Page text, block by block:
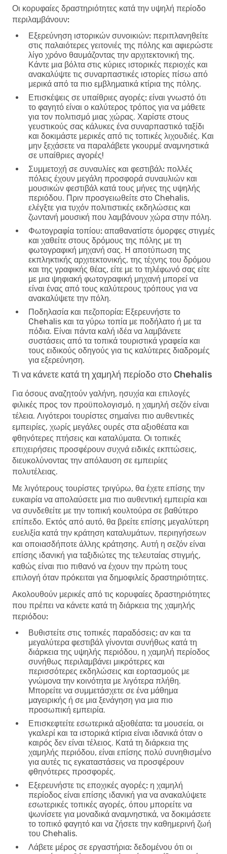
Οι κορυφαίες δραστηριότητες κατά την υψηλή περίοδο
περιλαμβάνουν:
Εξερεύνηση ιστορικών συνοικιών: περιπλανηθείτε
στις παλαιότερες γειτονιές της πόλης και αφιερώστε
λίγο χρόνο θαυμάζοντας την αρχιτεκτονική της.
Κάντε μια βόλτα στις κύριες ιστορικές περιοχές και
ανακαλύψτε τις συναρπαστικές ιστορίες πίσω από
μερικά από τα πιο εμβληματικά κτίρια της πόλης.
Επισκέψεις σε υπαίθριες αγορές: είναι γνωστό ότι
το φαγητό είναι ο καλύτερος τρόπος για να μάθετε
για τον πολιτισμό μιας χώρας. Χαρίστε στους
γευστικούς σας κάλυκες ένα συναρπαστικό ταξίδι
και δοκιμάστε μερικές από τις τοπικές λιχουδιές. Και
μην ξεχάσετε να παραλάβετε γκουρμέ αναμνηστικά
σε υπαίθριες αγορές!
Συμμετοχή σε συναυλίες και φεστιβάλ: πολλές
πόλεις έχουν μεγάλη προσφορά συναυλιών και
μουσικών φεστιβάλ κατά τους μήνες της υψηλής
περιόδου. Πριν προσγειωθείτε στο Chehalis,
ελέγξτε για τυχόν πολιτιστικές εκδηλώσεις και
ζωντανή μουσική που λαμβάνουν χώρα στην πόλη.
Φωτογραφία τοπίου: απαθανατίστε όμορφες στιγμές
και χαθείτε στους δρόμους της πόλης με τη
φωτογραφική μηχανή σας. Η αποτύπωση της
εκπληκτικής αρχιτεκτονικής, της τέχνης του δρόμου
και της γραφικής θέας, είτε με το τηλέφωνό σας είτε
με μια ψηφιακή φωτογραφική μηχανή μπορεί να
είναι ένας από τους καλύτερους τρόπους για να
ανακαλύψετε την πόλη.
Ποδηλασία και πεζοπορία: Εξερευνήστε το
Chehalis και τα γύρω τοπία με ποδήλατο ή με τα
πόδια. Είναι πάντα καλή ιδέα να λαμβάνετε
συστάσεις από τα τοπικά τουριστικά γραφεία και
τους ειδικούς οδηγούς για τις καλύτερες διαδρομές
για εξερεύνηση.
Τι να κάνετε κατά τη χαμηλή περίοδο στο Chehalis
Για όσους αναζητούν γαλήνη, ησυχία και επιλογές
φιλικές προς τον προϋπολογισμό, η χαμηλή σεζόν είναι
τέλεια. Λιγότεροι τουρίστες σημαίνει πιο αυθεντικές
εμπειρίες, χωρίς μεγάλες ουρές στα αξιοθέατα και
φθηνότερες πτήσεις και καταλύματα. Οι τοπικές
επιχειρήσεις προσφέρουν συχνά ειδικές εκπτώσεις,
διευκολύνοντας την απόλαυση σε εμπειρίες
πολυτέλειας.
Με λιγότερους τουρίστες τριγύρω, θα έχετε επίσης την
ευκαιρία να απολαύσετε μια πιο αυθεντική εμπειρία και
να συνδεθείτε με την τοπική κουλτούρα σε βαθύτερο
επίπεδο. Εκτός από αυτό, θα βρείτε επίσης μεγαλύτερη
ευελιξία κατά την κράτηση καταλυμάτων, περιηγήσεων
και οποιασδήποτε άλλης κράτησης. Αυτή η σεζόν είναι
επίσης ιδανική για ταξιδιώτες της τελευταίας στιγμής,
καθώς είναι πιο πιθανό να έχουν την πρώτη τους
επιλογή όταν πρόκειται για δημοφιλείς δραστηριότητες.
Ακολουθούν μερικές από τις κορυφαίες δραστηριότητες
που πρέπει να κάνετε κατά τη διάρκεια της χαμηλής
περιόδου:
Βυθιστείτε στις τοπικές παραδόσεις: αν και τα
μεγαλύτερα φεστιβάλ γίνονται συνήθως κατά τη
διάρκεια της υψηλής περιόδου, η χαμηλή περίοδος
συνήθως περιλαμβάνει μικρότερες και
περισσότερες εκδηλώσεις και εορτασμούς με
γνώμονα την κοινότητα με λιγότερα πλήθη.
Μπορείτε να συμμετάσχετε σε ένα μάθημα
μαγειρικής ή σε μια ξενάγηση για μια πιο
προσωπική εμπειρία.
Επισκεφτείτε εσωτερικά αξιοθέατα: τα μουσεία, οι
γκαλερί και τα ιστορικά κτίρια είναι ιδανικά όταν ο
καιρός δεν είναι τέλειος. Κατά τη διάρκεια της
χαμηλής περιόδου, είναι επίσης πολύ συνηθισμένο
για αυτές τις εγκαταστάσεις να προσφέρουν
φθηνότερες προσφορές.
Εξερευνήστε τις εποχικές αγορές: η χαμηλή
περίοδος είναι επίσης ιδανική για να ανακαλύψετε
εσωτερικές τοπικές αγορές, όπου μπορείτε να
ψωνίσετε για μοναδικά αναμνηστικά, να δοκιμάσετε
το τοπικό φαγητό και να ζήσετε την καθημερινή ζωή
του Chehalis.
Λάβετε μέρος σε εργαστήρια: δεδομένου ότι οι